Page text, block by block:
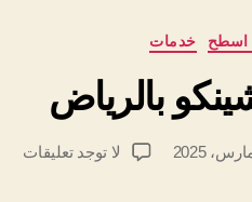
التصنيفات
اسطح خدمات
بالرياض
لا توجد تعليقات